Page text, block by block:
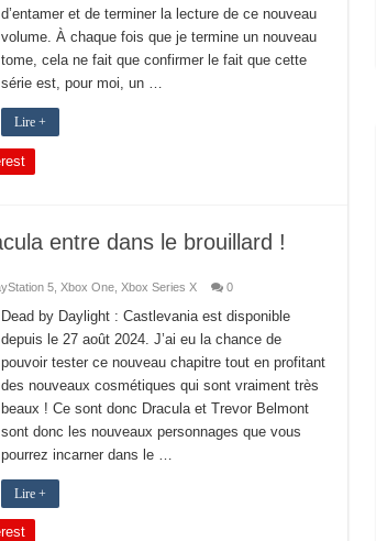
d’entamer et de terminer la lecture de ce nouveau
volume. À chaque fois que je termine un nouveau
tome, cela ne fait que confirmer le fait que cette
série est, pour moi, un …
Lire +
entre dans le brouillard !
5, Xbox One, Xbox Series X 0
Dead by Daylight : Castlevania est disponible
depuis le 27 août 2024. J’ai eu la chance de
pouvoir tester ce nouveau chapitre tout en profitant
des nouveaux cosmétiques qui sont vraiment très
beaux ! Ce sont donc Dracula et Trevor Belmont
sont donc les nouveaux personnages que vous
pourrez incarner dans le …
Lire +